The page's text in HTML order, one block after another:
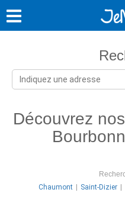
Découvrez nos
Chaumont
Saint-Dizier